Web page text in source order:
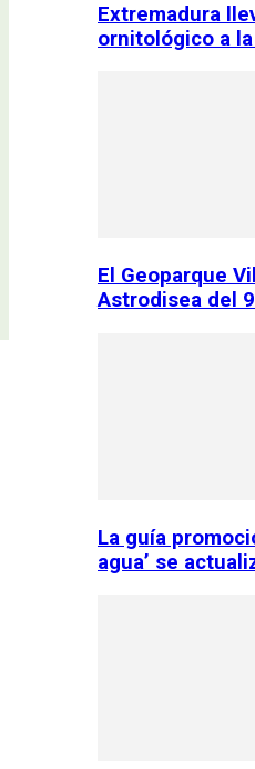
Extremadura
ornitológico a
El Geoparque
Astrodisea del
La guía
agua’ se